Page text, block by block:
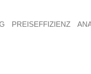
PREISEFFIZIENZ